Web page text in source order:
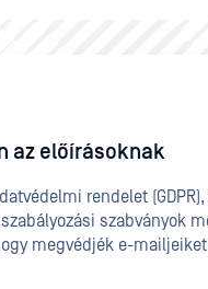
az előírásoknak
rendelet (GDPR),
szabványok
megvédjék e-